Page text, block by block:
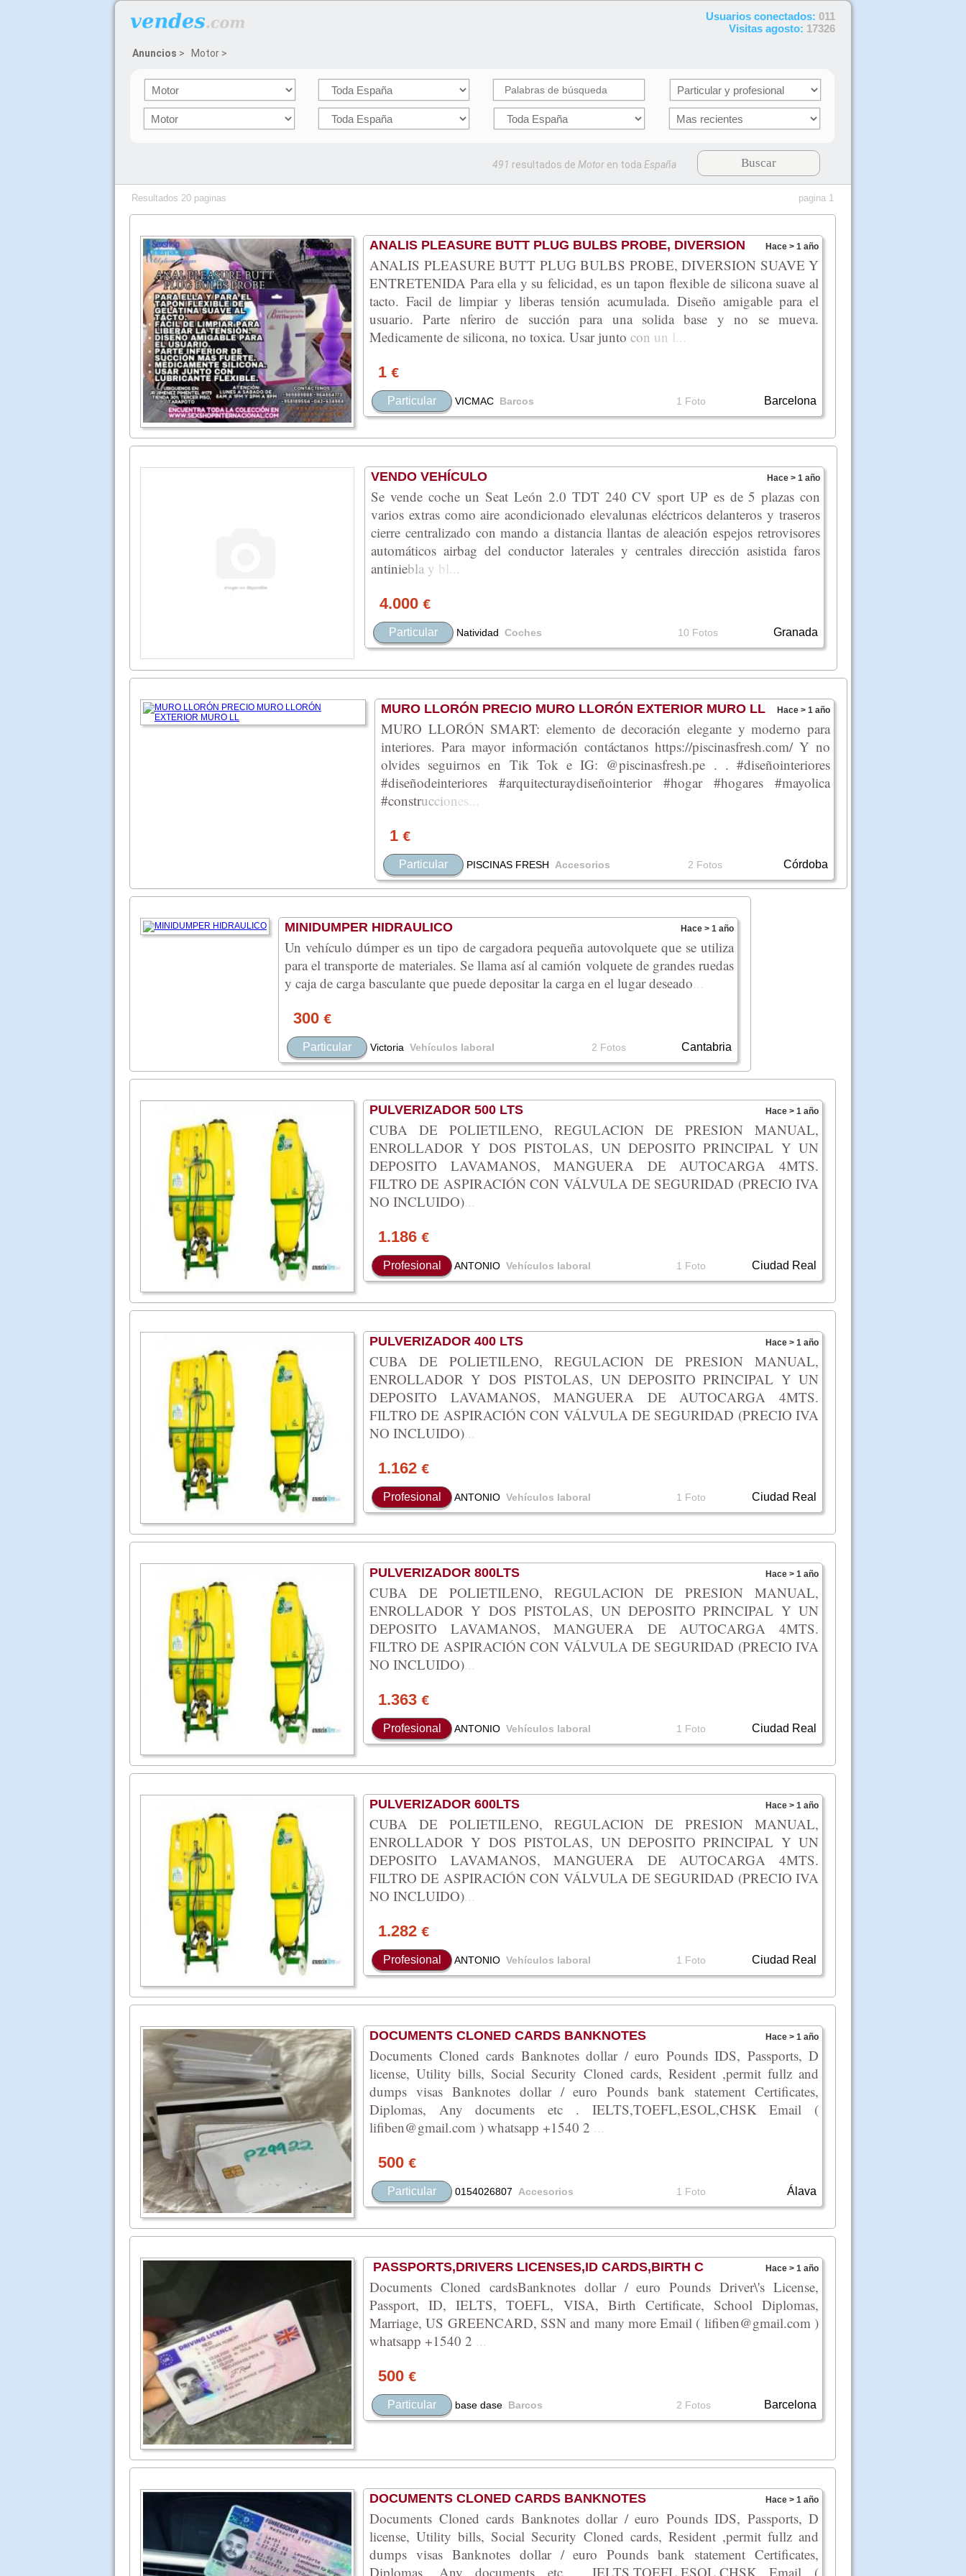
Usuarios conectados: 011
Visitas agosto: 17326
Anuncios > Motor >
491 resultados de Motor en toda España Buscar
Resultados 20 paginas pagina 1
ANALIS PLEASURE BUTT PLUG BULBS PROBE, DIVERSION Hace > 1 año
ANALIS PLEASURE BUTT PLUG BULBS PROBE, DIVERSION SUAVE Y
ENTRETENIDA Para ella y su felicidad, es un tapon flexible de silicona suave al
tacto. Facil de limpiar y liberas tensión acumulada. Diseño amigable para el
usuario. Parte nferiro de succión para una solida base y no se mueva.
Medicamente de silicona, no toxica. Usar junto con un l...
1 €
Particular VICMAC Barcos 1 Foto Barcelona
VENDO VEHÍCULO Hace > 1 año
Se vende coche un Seat León 2.0 TDT 240 CV sport UP es de 5 plazas con
varios extras como aire acondicionado elevalunas eléctricos delanteros y traseros
cierre centralizado con mando a distancia llantas de aleación espejos retrovisores
automáticos airbag del conductor laterales y centrales dirección asistida faros
antiniebla y bl...
4.000 €
Particular Natividad Coches 10 Fotos Granada
MURO LLORÓN PRECIO MURO LLORÓN EXTERIOR MURO LL Hace > 1 año
MURO LLORÓN SMART: elemento de decoración elegante y moderno para
interiores. Para mayor información contáctanos https://piscinasfresh.com/ Y no
olvides seguirnos en Tik Tok e IG: @piscinasfresh.pe . . #diseñointeriores
#diseñodeinteriores #arquitecturaydiseñointerior #hogar #hogares #mayolica
#construcciones...
1 €
Particular PISCINAS FRESH Accesorios 2 Fotos Córdoba
MINIDUMPER HIDRAULICO Hace > 1 año
Un vehículo dúmper es un tipo de cargadora pequeña autovolquete que se utiliza
para el transporte de materiales. Se llama así al camión volquete de grandes ruedas
y caja de carga basculante que puede depositar la carga en el lugar deseado...
300 €
Particular Victoria Vehículos laboral 2 Fotos Cantabria
PULVERIZADOR 500 LTS Hace > 1 año
CUBA DE POLIETILENO, REGULACION DE PRESION MANUAL,
ENROLLADOR Y DOS PISTOLAS, UN DEPOSITO PRINCIPAL Y UN
DEPOSITO LAVAMANOS, MANGUERA DE AUTOCARGA 4MTS.
FILTRO DE ASPIRACIÓN CON VÁLVULA DE SEGURIDAD (PRECIO IVA
NO INCLUIDO)...
1.186 €
Profesional ANTONIO Vehículos laboral 1 Foto Ciudad Real
PULVERIZADOR 400 LTS Hace > 1 año
CUBA DE POLIETILENO, REGULACION DE PRESION MANUAL,
ENROLLADOR Y DOS PISTOLAS, UN DEPOSITO PRINCIPAL Y UN
DEPOSITO LAVAMANOS, MANGUERA DE AUTOCARGA 4MTS.
FILTRO DE ASPIRACIÓN CON VÁLVULA DE SEGURIDAD (PRECIO IVA
NO INCLUIDO)...
1.162 €
Profesional ANTONIO Vehículos laboral 1 Foto Ciudad Real
PULVERIZADOR 800LTS Hace > 1 año
CUBA DE POLIETILENO, REGULACION DE PRESION MANUAL,
ENROLLADOR Y DOS PISTOLAS, UN DEPOSITO PRINCIPAL Y UN
DEPOSITO LAVAMANOS, MANGUERA DE AUTOCARGA 4MTS.
FILTRO DE ASPIRACIÓN CON VÁLVULA DE SEGURIDAD (PRECIO IVA
NO INCLUIDO)...
1.363 €
Profesional ANTONIO Vehículos laboral 1 Foto Ciudad Real
PULVERIZADOR 600LTS Hace > 1 año
CUBA DE POLIETILENO, REGULACION DE PRESION MANUAL,
ENROLLADOR Y DOS PISTOLAS, UN DEPOSITO PRINCIPAL Y UN
DEPOSITO LAVAMANOS, MANGUERA DE AUTOCARGA 4MTS.
FILTRO DE ASPIRACIÓN CON VÁLVULA DE SEGURIDAD (PRECIO IVA
NO INCLUIDO)...
1.282 €
Profesional ANTONIO Vehículos laboral 1 Foto Ciudad Real
DOCUMENTS CLONED CARDS BANKNOTES Hace > 1 año
Documents Cloned cards Banknotes dollar / euro Pounds IDS, Passports, D
license, Utility bills, Social Security Cloned cards, Resident ,permit fullz and
dumps visas Banknotes dollar / euro Pounds bank statement Certificates,
Diplomas, Any documents etc . IELTS,TOEFL,ESOL,CHSK Email (
lifiben@gmail.com ) whatsapp +1540 2 ...
500 €
Particular 0154026807 Accesorios 1 Foto Álava
PASSPORTS,DRIVERS LICENSES,ID CARDS,BIRTH C Hace > 1 año
Documents Cloned cardsBanknotes dollar / euro Pounds Driver\'s License,
Passport, ID, IELTS, TOEFL, VISA, Birth Certificate, School Diplomas,
Marriage, US GREENCARD, SSN and many more Email ( lifiben@gmail.com )
whatsapp +1540 2 ...
500 €
Particular base dase Barcos 2 Fotos Barcelona
DOCUMENTS CLONED CARDS BANKNOTES Hace > 1 año
Documents Cloned cards Banknotes dollar / euro Pounds IDS, Passports, D
license, Utility bills, Social Security Cloned cards, Resident ,permit fullz and
dumps visas Banknotes dollar / euro Pounds bank statement Certificates,
Diplomas, Any documents etc . IELTS,TOEFL,ESOL,CHSK Email (